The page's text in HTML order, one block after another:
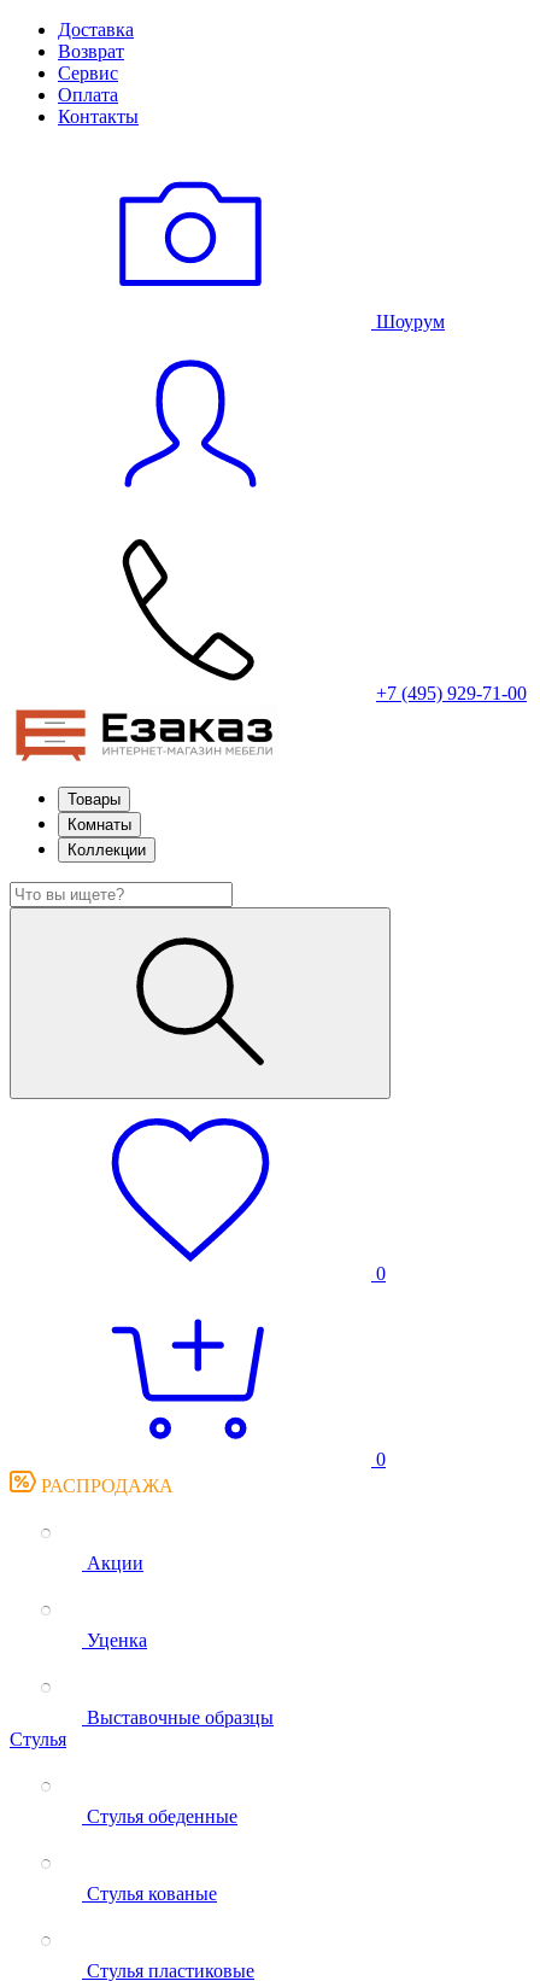
Доставка
Возврат
Сервис
Оплата
Контакты
Шоурум
+7 (495) 929-71-00
Товары
Комнаты
Коллекции
0
0
РАСПРОДАЖА
Акции
Уценка
Выставочные образцы
Стулья
Стулья обеденные
Стулья кованые
Стулья пластиковые